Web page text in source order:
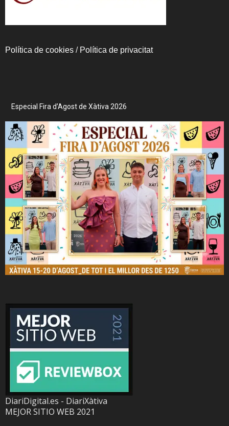
Política de cookies / Política de privacitat
Especial Fira d’Agost de Xàtiva 2026
DiariDigital.es - DiariXàtiva
MEJOR SITIO WEB 2021